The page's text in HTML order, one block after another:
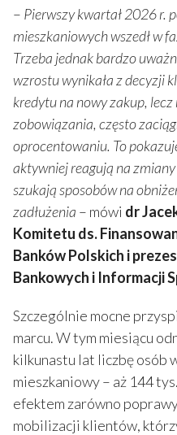
– Pierwszy kwartał 2026 r.
mieszkaniowych wszedł w
Trzeba jednak bardzo
wzrostu wynikała z decyzji
kredytu na nowy zakup,
zobowiązania, często
oprocentowaniu. To
aktywniej reagują na
szukają sposobów na
zadłużenia – mówi dr
Komitetu ds.
Banków Polskich i
Bankowych i Informacji
Szczególnie mocne
marcu. W tym miesiącu
kilkunastu lat liczbę osób
mieszkaniowy – aż 144
efektem zarówno
mobilizacji klientów,